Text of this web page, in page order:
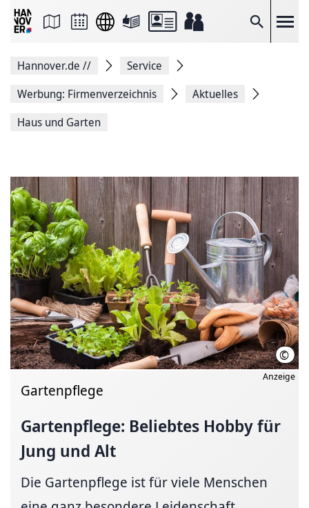
Suche
Seite
Facebook
teilen
Seitenlink
Hannover.de //
Service
Werbung: Firmenverzeichnis
Aktuelles
Haus und Garten
©
Anzeige
Gartenpflege
Gartenpflege: Beliebtes Hobby für
Jung und Alt
Die Gartenpflege ist für viele Menschen